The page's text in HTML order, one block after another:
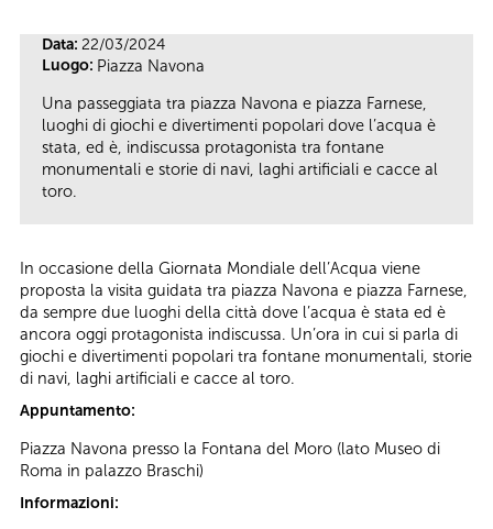
Data: 22/03/2024
Luogo: Piazza Navona
Una passeggiata tra piazza Navona e piazza Farnese,
luoghi di giochi e divertimenti popolari dove l’acqua è
stata, ed è, indiscussa protagonista tra fontane
monumentali e storie di navi, laghi artificiali e cacce al
toro.
In occasione della Giornata Mondiale dell’Acqua viene
proposta la visita guidata tra piazza Navona e piazza Farnese,
da sempre due luoghi della città dove l’acqua è stata ed è
ancora oggi protagonista indiscussa. Un’ora in cui si parla di
giochi e divertimenti popolari tra fontane monumentali, storie
di navi, laghi artificiali e cacce al toro.
Appuntamento:
Piazza Navona presso la Fontana del Moro (lato Museo di
Roma in palazzo Braschi)
Informazioni: